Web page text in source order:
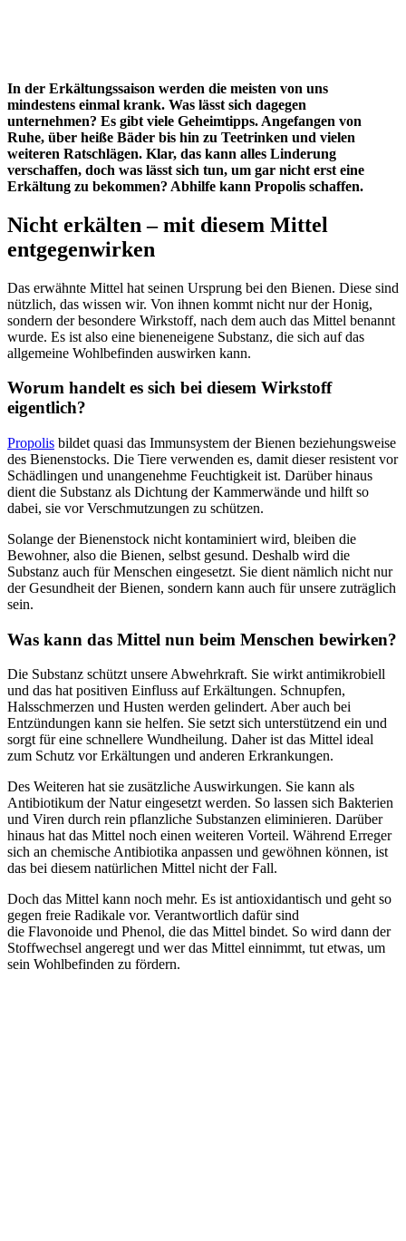
In der Erkältungssaison werden die meisten von uns
mindestens einmal krank. Was lässt sich dagegen
unternehmen? Es gibt viele Geheimtipps. Angefangen von
Ruhe, über heiße Bäder bis hin zu Teetrinken und vielen
weiteren Ratschlägen. Klar, das kann alles Linderung
verschaffen, doch was lässt sich tun, um gar nicht erst eine
Erkältung zu bekommen? Abhilfe kann Propolis schaffen.
Nicht erkälten – mit diesem Mittel
entgegenwirken
Das erwähnte Mittel hat seinen Ursprung bei den Bienen. Diese sind
nützlich, das wissen wir. Von ihnen kommt nicht nur der Honig,
sondern der besondere Wirkstoff, nach dem auch das Mittel benannt
wurde. Es ist also eine bieneneigene Substanz, die sich auf das
allgemeine Wohlbefinden auswirken kann.
Worum handelt es sich bei diesem Wirkstoff
eigentlich?
Propolis bildet quasi das Immunsystem der Bienen beziehungsweise
des Bienenstocks. Die Tiere verwenden es, damit dieser resistent vor
Schädlingen und unangenehme Feuchtigkeit ist. Darüber hinaus
dient die Substanz als Dichtung der Kammerwände und hilft so
dabei, sie vor Verschmutzungen zu schützen.
Solange der Bienenstock nicht kontaminiert wird, bleiben die
Bewohner, also die Bienen, selbst gesund. Deshalb wird die
Substanz auch für Menschen eingesetzt. Sie dient nämlich nicht nur
der Gesundheit der Bienen, sondern kann auch für unsere zuträglich
sein.
Was kann das Mittel nun beim Menschen bewirken?
Die Substanz schützt unsere Abwehrkraft. Sie wirkt antimikrobiell
und das hat positiven Einfluss auf Erkältungen. Schnupfen,
Halsschmerzen und Husten werden gelindert. Aber auch bei
Entzündungen kann sie helfen. Sie setzt sich unterstützend ein und
sorgt für eine schnellere Wundheilung. Daher ist das Mittel ideal
zum Schutz vor Erkältungen und anderen Erkrankungen.
Des Weiteren hat sie zusätzliche Auswirkungen. Sie kann als
Antibiotikum der Natur eingesetzt werden. So lassen sich Bakterien
und Viren durch rein pflanzliche Substanzen eliminieren. Darüber
hinaus hat das Mittel noch einen weiteren Vorteil. Während Erreger
sich an chemische Antibiotika anpassen und gewöhnen können, ist
das bei diesem natürlichen Mittel nicht der Fall.
Doch das Mittel kann noch mehr. Es ist antioxidantisch und geht so
gegen freie Radikale vor. Verantwortlich dafür sind
die Flavonoide und Phenol, die das Mittel bindet. So wird dann der
Stoffwechsel angeregt und wer das Mittel einnimmt, tut etwas, um
sein Wohlbefinden zu fördern.